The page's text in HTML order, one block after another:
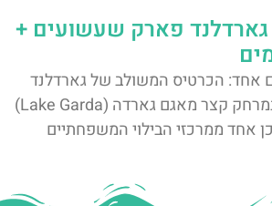
פארק שעשועים +
אחד: הכרטיס המשולב של גארדלנד
ולגולנד פארק מים במרחק קצר מאגם גארדה (Lake Garda)
אחד ממרכזי הבילוי המשפחתיים